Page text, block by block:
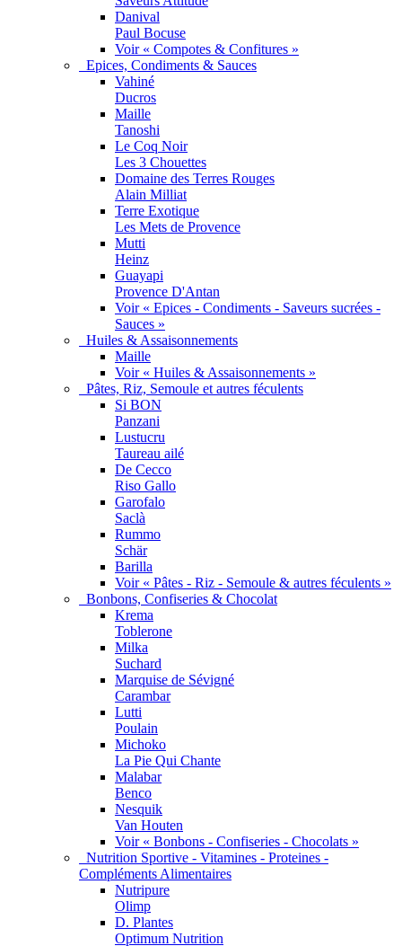
Danival
Paul Bocuse
Voir « Compotes & Confitures »
Epices, Condiments & Sauces
Vahiné
Ducros
Maille
Tanoshi
Le Coq Noir
Les 3 Chouettes
Domaine des Terres Rouges
Alain Milliat
Terre Exotique
Les Mets de Provence
Mutti
Heinz
Guayapi
Provence D'Antan
Voir « Epices - Condiments - Saveurs sucrées -
Sauces »
Huiles & Assaisonnements
Maille
Voir « Huiles & Assaisonnements »
Pâtes, Riz, Semoule et autres féculents
Si BON
Panzani
Lustucru
Taureau ailé
De Cecco
Riso Gallo
Garofalo
Saclà
Rummo
Schär
Barilla
Voir « Pâtes - Riz - Semoule & autres féculents »
Bonbons, Confiseries & Chocolat
Krema
Toblerone
Milka
Suchard
Marquise de Sévigné
Carambar
Lutti
Poulain
Michoko
La Pie Qui Chante
Malabar
Benco
Nesquik
Van Houten
Voir « Bonbons - Confiseries - Chocolats »
Nutrition Sportive - Vitamines - Proteines -
Compléments Alimentaires
Nutripure
Olimp
D. Plantes
Optimum Nutrition